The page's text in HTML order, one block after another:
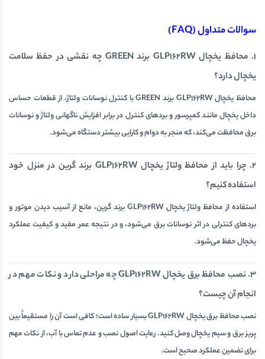
سوالات متداول (FAQ)
1. محافظ یخچال GLP162RW برند GREEN چه نقشی در حفظ سلامت
یخچال دارد؟
محافظ یخچال GLP162RW برند GREEN با کنترل نوسانات ولتاژ، از قطعات حساس
داخل یخچال مانند کمپرسور و بردهای کنترل در برابر افزایش ناگهانی ولتاژ و نوسانات
برق محافظت می‌کند، که منجر به دوام و کارایی بیشتر دستگاه می‌شود.
2. چرا باید از محافظ ولتاژ یخچال GLP162RW برند گرین در منزل خود
استفاده کنیم؟
استفاده از محافظ ولتاژ یخچال GLP162RW برند گرین، مانع از آسیب دیدن موتور و
بردهای کنترلی در اثر نوسانات برق می‌شود، و در نتیجه عمر مفید و کیفیت عملکرد
یخچال حفظ می‌شود.
3. نصب محافظ برق یخچال GLP162RW چه مراحلی دارد و نکات مهم در
انجام آن چیست؟
نصب محافظ برق یخچال GLP162RW بسیار ساده است؛ کافی است آن را مستقیماً بین
پریز برق و سیم‌ یخچال وصل کنید. رعایت اصول نصب و عدم تماس با آب، از نکات مهم
برای تضمین عملکرد صحیح است.